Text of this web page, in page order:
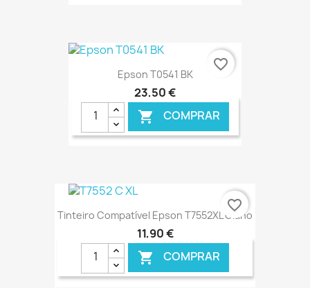
€ ONLINE
Epson T0541 BK
23,50 €
 COMPRAR
€ ONLINE
favorite_border
Tinteiro Compatível Epson T7552XL Ciano
11,90 €
 COMPRAR
favorite_border